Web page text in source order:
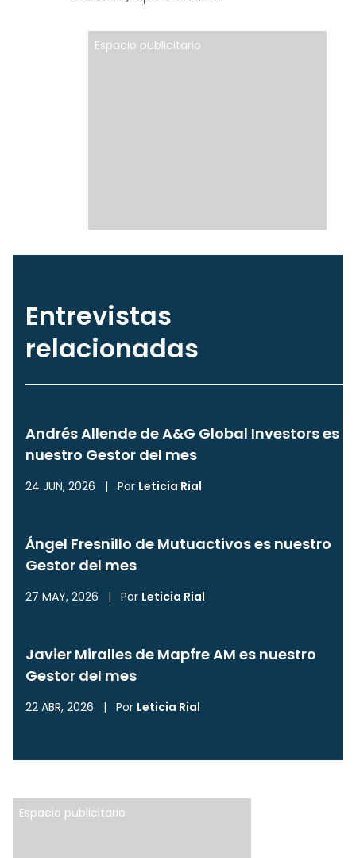
Espacio publicitario
Entrevistas
relacionadas
Andrés Allende de A&G Global Investors es
nuestro Gestor del mes
24 JUN, 2026 | Por Leticia Rial
Ángel Fresnillo de Mutuactivos es nuestro
Gestor del mes
27 MAY, 2026 | Por Leticia Rial
Javier Miralles de Mapfre AM es nuestro
Gestor del mes
22 ABR, 2026 | Por Leticia Rial
Espacio publicitario